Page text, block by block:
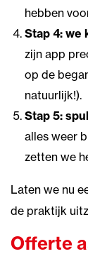
hebben
Stap 4: we
zijn app
op de
natuurlijk!).
Stap 5:
alles weer
zetten we
Laten we nu
de praktijk
Offerte